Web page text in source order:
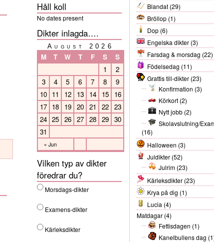
Blandat (29)
Bröllop (1)
Dop (6)
Engelska dikter (3)
Farsdag & morsdag (22)
Födelsedag (11)
Grattis till-dikter (23)
Konfirmation (3)
Körkort (2)
Nytt jobb (2)
Skolavslutning/
(16)
Halloween (3)
Juldikter (52)
Julrim (23)
Kärleksdikter (23)
Krya på dig (1)
Lucia (4)
Matdagar (4)
Fettisdagen (1)
Kanelbullens dag
Håll koll
No dates present
Dikter inlagda….
August 2026
M T W T F S S
« Jun
1
2
3
4 5 6 7 8
9
10 11 12 13 14 15
16
17 18 19 20 21 22
23
24 25 26 27 28 29
30
31
Vilken typ av dikter
föredrar du?
Morsdags-dikter
Examens-dikter
Kärleksdikter